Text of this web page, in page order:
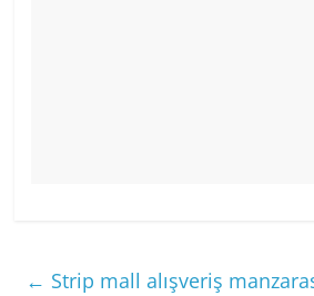
← Strip mall alışveriş